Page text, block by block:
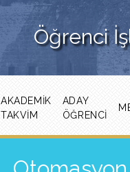
Öğrenci
AKADEMIK
TAKVIM
ADAY
ÖĞRENCİ